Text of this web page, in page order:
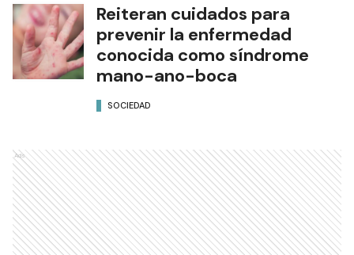
Reiteran cuidados para
prevenir la enfermedad
conocida como síndrome
mano-ano-boca
SOCIEDAD
Ads